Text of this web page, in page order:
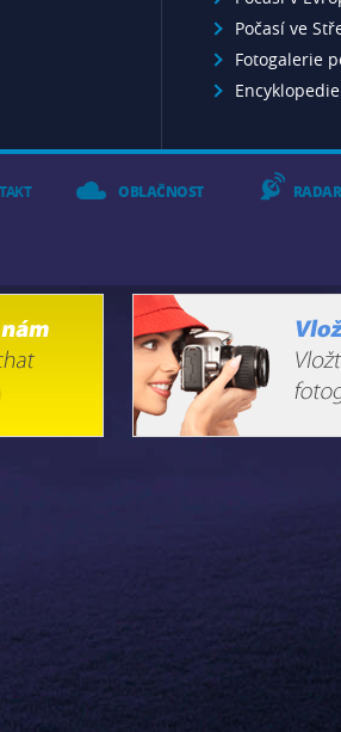
Počasí ve
Fotogalerie
OBLAČNOST RADAR